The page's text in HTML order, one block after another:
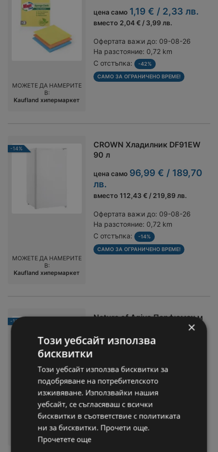
цена само 1,19 € / 2,33 лв.
вместо 2,04 € / 3,99 лв.
Офертата важи до: 09-08-26
На разстояние: 0,72 km
С отстъпка:
-42%
САМО ЗА ОГРАНИЧЕНО ВРЕМЕ!
МОЖЕТЕ ДА НАМЕРИТЕ
В:
Kaufland хипермаркет
-14%
CROWN Хладилник DF91EW
90 л
цена само 96,99 € / 189,70
лв.
вместо 112,43 € / 219,89 лв.
Офертата важи до: 09-08-26
На разстояние: 0,72 km
С отстъпка:
-14%
САМО ЗА ОГРАНИЧЕНО ВРЕМЕ!
МОЖЕТЕ ДА НАМЕРИТЕ
В:
Kaufland хипермаркет
-12%
Nature of Agiva Парфюмен м
цена само 4,49 € / 8,78 лв.
На разстояние: 0,72 km
С отстъпка:
МОЖЕТЕ ДА НАМЕРИТЕ
В:
×
Този уебсайт използва
бисквитки
Този уебсайт използва бисквитки за
подобряване на потребителското
изживяване. Използвайки нашия
уебсайт, се съгласяваш с всички
бисквитки в съответствие с политиката
ни за бисквитки. Прочети още.
Прочетете още